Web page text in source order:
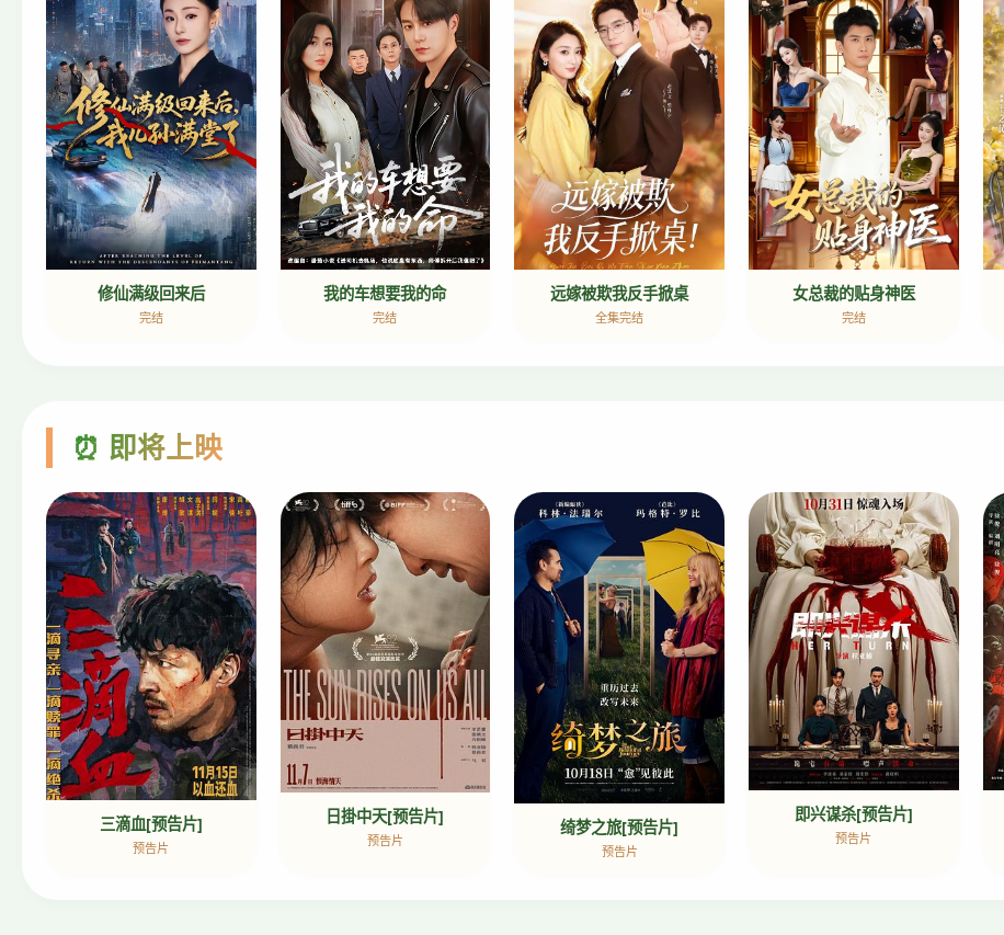
修仙满级回来后
完结
我的车想要我的命
完结
远嫁被欺我反手掀桌
全集完结
女总裁的贴身神医
完结
⏰ 即将上映
三滴血[预告片]
预告片
日掛中天[预告片]
预告片
绮梦之旅[预告片]
预告片
即兴谋杀[预告片]
预告片